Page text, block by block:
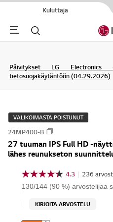
Kuluttaja
Menu Haku
Päivitykset LG Electronics
tietosuojakäytäntöön (04.29.2026)
VALIKOIMASTA POISTUNUT
24MP400-B
27 tuuman IPS Full HD -
lähes reunukseton
4
.
3
/
5
4.3 | 236
130/144 (90 %) arvostelijaa
KIRJOITA ARVOSTELU